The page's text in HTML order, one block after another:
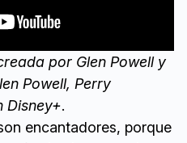
por Glen Powell y
Powell, Perry
Disney+.
encantadores, porque